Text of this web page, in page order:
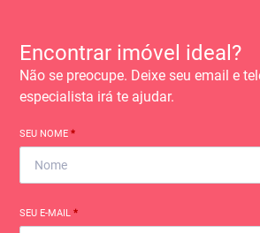
Encontrar imóvel ideal?
Não se preocupe. Deixe seu email e
especialista irá te ajudar.
SEU NOME*
SEU E-MAIL*